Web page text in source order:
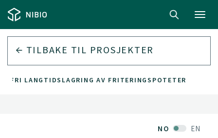
TILBAKE TIL PROSJEKTER
LANGTIDSLAGRING AV FRITERINGSPOTETER
NO EN